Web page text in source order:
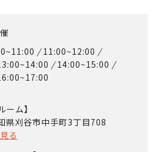
/11:00~12:00 /
/14:00~15:00 /
ーム】
県刈谷市中手町3丁目708
る